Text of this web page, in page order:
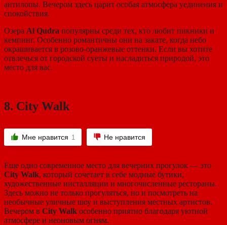
антилопы. Вечером здесь царит особая атмосфера уединения и
спокойствия.
Озера Al Qudra популярны среди тех, кто любит пикники и
кемпинг. Особенно романтичны они на закате, когда небо
окрашивается в розово-оранжевые оттенки. Если вы хотите
отвлечься от городской суеты и насладиться природой, это
место для вас.
8. City Walk
Мне нравится 1 Не нравится
Еще одно современное место для вечерних прогулок — это
City Walk, который сочетает в себе модные бутики,
художественные инсталляции и многочисленные рестораны.
Здесь можно не только прогуляться, но и посмотреть на
необычные уличные шоу и выступления местных артистов.
Вечером в City Walk особенно приятно благодаря уютной
атмосфере и неоновым огням.